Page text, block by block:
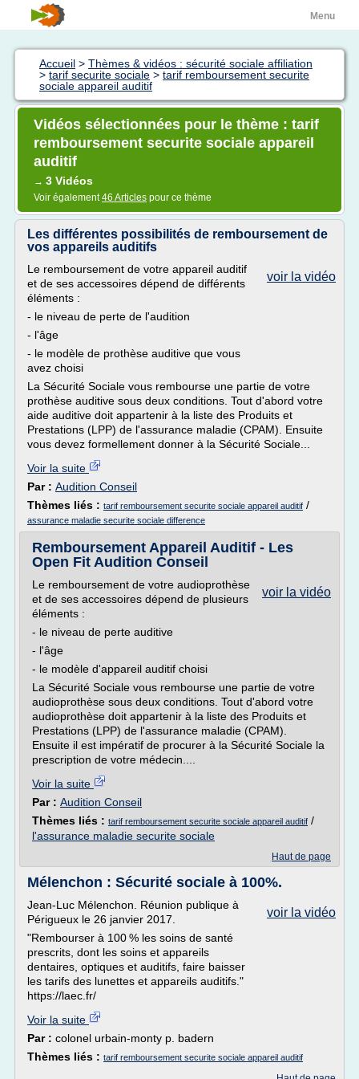
Menu
Accueil > Thèmes & vidéos : sécurité sociale affiliation
> tarif securite sociale > tarif remboursement securite
sociale appareil auditif
Vidéos sélectionnées pour le thème : tarif
remboursement securite sociale appareil
auditif
→ 3 Vidéos
Voir également46 Articles pour ce thème
Les différentes possibilités de remboursement de
vos appareils auditifs
voir la vidéo
Le remboursement de votre appareil auditif
et de ses accessoires dépend de différents
éléments :
- le niveau de perte de l'audition
- l'âge
- le modèle de prothèse auditive que vous
avez choisi
La Sécurité Sociale vous rembourse une partie de votre
prothèse auditive sous deux conditions. Tout d'abord votre
aide auditive doit appartenir à la liste des Produits et
Prestations (LPP) de l'assurance maladie (CPAM). Ensuite
vous devez formellement donner à la Sécurité Sociale...
Voir la suite
Par : Audition Conseil
Thèmes liés : tarif remboursement securite sociale appareil auditif /
assurance maladie securite sociale difference
Remboursement Appareil Auditif - Les
Open Fit Audition Conseil
voir la vidéo
Le remboursement de votre audioprothèse
et de ses accessoires dépend de plusieurs
éléments :
- le niveau de perte auditive
- l'âge
- le modèle d'appareil auditif choisi
La Sécurité Sociale vous rembourse une partie de votre
audioprothèse sous deux conditions. Tout d'abord votre
audioprothèse doit appartenir à la liste des Produits et
Prestations (LPP) de l'assurance maladie (CPAM).
Ensuite il est impératif de procurer à la Sécurité Sociale la
prescription de votre médecin....
Voir la suite
Par : Audition Conseil
Thèmes liés : tarif remboursement securite sociale appareil auditif /
l'assurance maladie securite sociale
Haut de page
Mélenchon : Sécurité sociale à 100%.
voir la vidéo
Jean-Luc Mélenchon. Réunion publique à
Périgueux le 26 janvier 2017.
"Rembourser à 100 % les soins de santé
prescrits, dont les soins et appareils
dentaires, optiques et auditifs, faire baisser
les tarifs des lunettes et appareils auditifs."
https://laec.fr/
Voir la suite
Par : colonel urbain-monty p. badern
Thèmes liés : tarif remboursement securite sociale appareil auditif